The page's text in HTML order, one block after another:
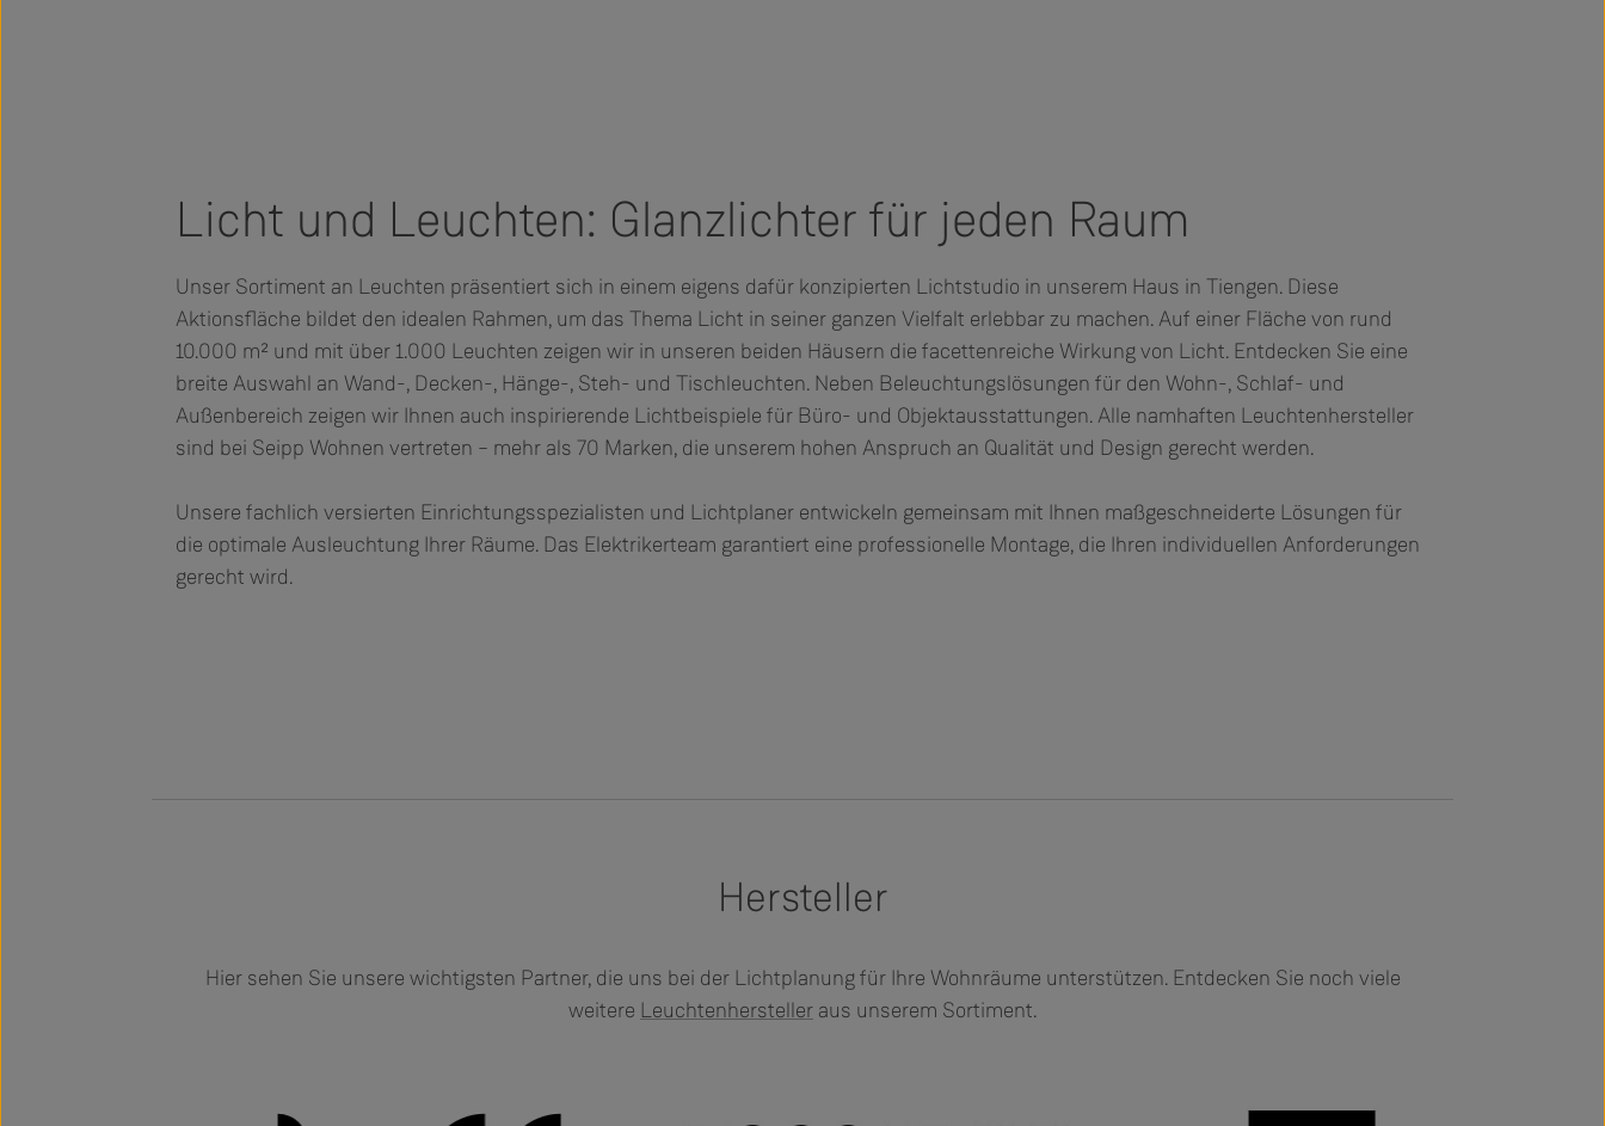
Licht und Leuchten: Glanzlichter für jeden Raum
Unser Sortiment an Leuchten präsentiert sich in einem eigens dafür konzipierten Lichtstudio in unserem Haus in Tiengen. Diese
Aktionsfläche bildet den idealen Rahmen, um das Thema Licht in seiner ganzen Vielfalt erlebbar zu machen. Auf einer Fläche von rund
10.000 m² und mit über 1.000 Leuchten zeigen wir in unseren beiden Häusern die facettenreiche Wirkung von Licht. Entdecken Sie eine
breite Auswahl an Wand-, Decken-, Hänge-, Steh- und Tischleuchten. Neben Beleuchtungslösungen für den Wohn-, Schlaf- und
Außenbereich zeigen wir Ihnen auch inspirierende Lichtbeispiele für Büro- und Objektausstattungen. Alle namhaften Leuchtenhersteller
sind bei Seipp Wohnen vertreten – mehr als 70 Marken, die unserem hohen Anspruch an Qualität und Design gerecht werden.
Unsere fachlich versierten Einrichtungsspezialisten und Lichtplaner entwickeln gemeinsam mit Ihnen maßgeschneiderte Lösungen für
die optimale Ausleuchtung Ihrer Räume. Das Elektrikerteam garantiert eine professionelle Montage, die Ihren individuellen Anforderungen
gerecht wird.
Hersteller
Hier sehen Sie unsere wichtigsten Partner, die uns bei der Lichtplanung für Ihre Wohnräume unterstützen. Entdecken Sie noch viele
weitere Leuchtenhersteller aus unserem Sortiment.